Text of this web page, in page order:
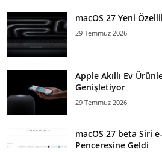
macOS 27 Yeni
29 Temmuz 2026
Apple Akıllı Ev
Genişletiyor
29 Temmuz 2026
macOS 27 beta Siri
Penceresine Geldi